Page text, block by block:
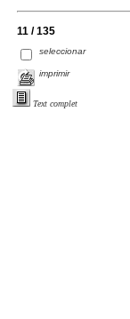
11 / 135
seleccionar
imprimir
Text complet